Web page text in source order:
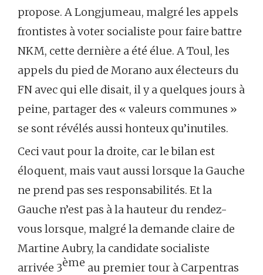
propose. A Longjumeau, malgré les appels
frontistes à voter socialiste pour faire battre
NKM, cette dernière a été élue. A Toul, les
appels du pied de Morano aux électeurs du
FN avec qui elle disait, il y a quelques jours à
peine, partager des « valeurs communes »
se sont révélés aussi honteux qu’inutiles.
Ceci vaut pour la droite, car le bilan est
éloquent, mais vaut aussi lorsque la Gauche
ne prend pas ses responsabilités. Et la
Gauche n’est pas à la hauteur du rendez-
vous lorsque, malgré la demande claire de
Martine Aubry, la candidate socialiste
arrivée 3ème au premier tour à Carpentras